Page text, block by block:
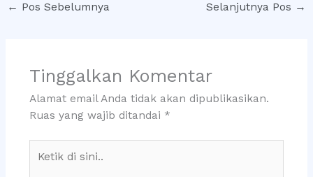
← Pos Sebelumnya Selanjutnya Pos →
Tinggalkan Komentar
Alamat email Anda tidak akan dipublikasikan.
Ruas yang wajib ditandai *